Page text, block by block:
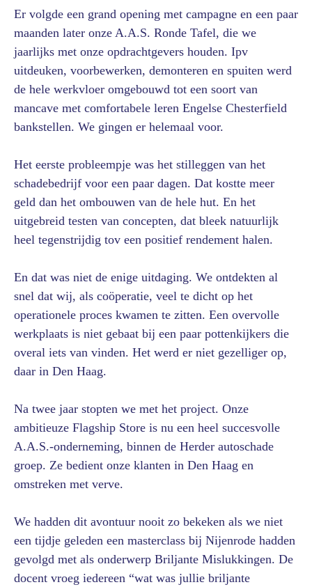
Er volgde een grand opening met campagne en een paar
maanden later onze A.A.S. Ronde Tafel, die we
jaarlijks met onze opdrachtgevers houden. Ipv
uitdeuken, voorbewerken, demonteren en spuiten werd
de hele werkvloer omgebouwd tot een soort van
mancave met comfortabele leren Engelse Chesterfield
bankstellen. We gingen er helemaal voor.
Het eerste probleempje was het stilleggen van het
schadebedrijf voor een paar dagen. Dat kostte meer
geld dan het ombouwen van de hele hut. En het
uitgebreid testen van concepten, dat bleek natuurlijk
heel tegenstrijdig tov een positief rendement halen.
En dat was niet de enige uitdaging. We ontdekten al
snel dat wij, als coöperatie, veel te dicht op het
operationele proces kwamen te zitten. Een overvolle
werkplaats is niet gebaat bij een paar pottenkijkers die
overal iets van vinden. Het werd er niet gezelliger op,
daar in Den Haag.
Na twee jaar stopten we met het project. Onze
ambitieuze Flagship Store is nu een heel succesvolle
A.A.S.-onderneming, binnen de Herder autoschade
groep. Ze bedient onze klanten in Den Haag en
omstreken met verve.
We hadden dit avontuur nooit zo bekeken als we niet
een tijdje geleden een masterclass bij Nijenrode hadden
gevolgd met als onderwerp Briljante Mislukkingen. De
docent vroeg iedereen “wat was jullie briljante